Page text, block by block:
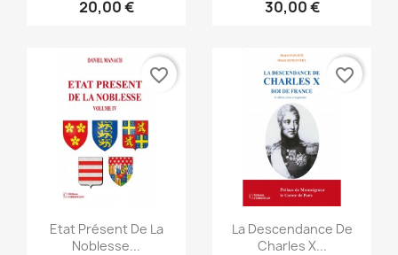
20,00 € 30,00 €
Anteprima
Etat Présent De La
Noblesse...
favorite_border
Anteprima
La Descendance De
Charles X...
favorite_border